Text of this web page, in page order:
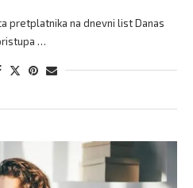
pretplatnika na dnevni list Danas
…